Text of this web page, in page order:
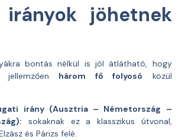
irányok jöhetnek
bontás nélkül is jól átlátható, hogy
jellemzően három fő folyosó közül
irány (Ausztria – Németország –
sokaknak ez a klasszikus útvonal,
és Párizs felé.